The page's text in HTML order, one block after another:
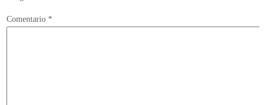
Comentario *